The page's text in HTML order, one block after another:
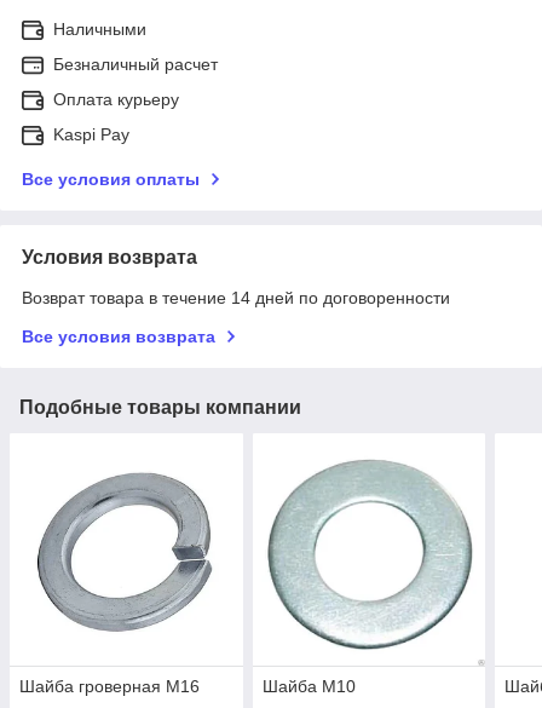
Наличными
Безналичный расчет
Оплата курьеру
Kaspi Pay
Все условия оплаты
Условия возврата
Возврат товара в течение 14 дней по договоренности
Все условия возврата
Подобные товары компании
Шайба гроверная М16 Шайба М10